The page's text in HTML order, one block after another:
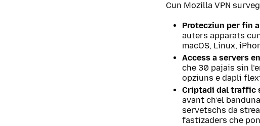
Cun Mozilla VPN
Protecziun per fin
auters apparats
macOS, Linux,
Access a servers
che 30 pajais sin
opziuns e dapli
Criptadi dal traffic
avant ch’el
servetschs da
fastizaders che